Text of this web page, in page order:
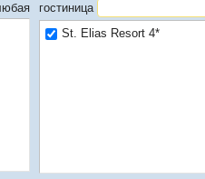
гостиница
St. Elias Resort 4*